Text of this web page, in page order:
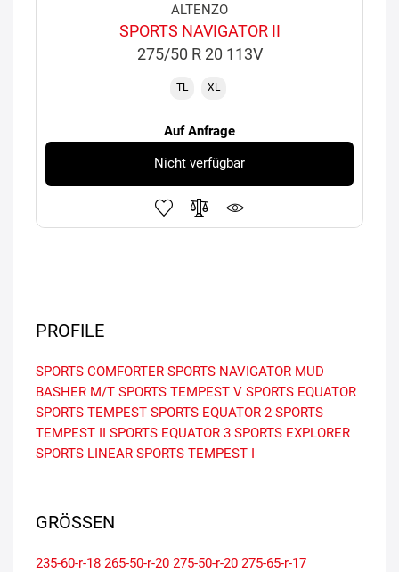
ALTENZO
SPORTS NAVIGATOR II
275/50 R 20 113V
TL XL
Auf Anfrage
Nicht verfügbar
PROFILE
SPORTS COMFORTER SPORTS NAVIGATOR MUD
BASHER M/T SPORTS TEMPEST V SPORTS EQUATOR
SPORTS TEMPEST SPORTS EQUATOR 2 SPORTS
TEMPEST II SPORTS EQUATOR 3 SPORTS EXPLORER
SPORTS LINEAR SPORTS TEMPEST I
GRÖSSEN
235-60-r-18 265-50-r-20 275-50-r-20 275-65-r-17